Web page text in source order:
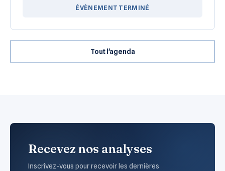
ÉVÈNEMENT TERMINÉ
Tout l'agenda
Recevez nos analyses
Inscrivez-vous pour recevoir les dernières